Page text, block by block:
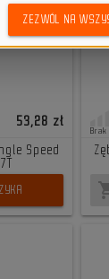
53,28 zł
Speed
ZEZWÓL NA